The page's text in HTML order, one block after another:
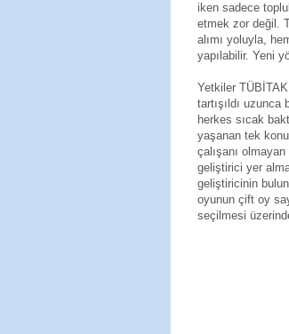
iken sadece
etmek zor değil.
alımı yoluyla,
yapılabilir. Yeni
Yetkiler
tartışıldı
herkes sıcak
yaşanan tek
çalışanı
geliştirici yer
geliştiricinin
oyunun çift oy
seçilmesi